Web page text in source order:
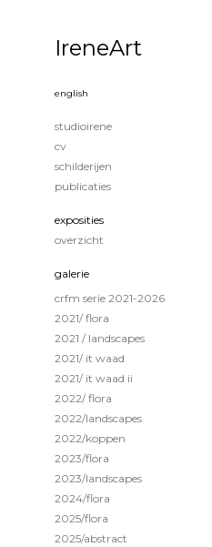
IreneArt
english
studioirene
cv
schilderijen
publicaties
exposities
overzicht
galerie
crfm serie 2021-2026
2021/ flora
2021 / landscapes
2021/ it waad
2021/ it waad ii
2022/ flora
2022/landscapes
2022/koppen
2023/flora
2023/landscapes
2024/flora
2025/flora
2025/abstract